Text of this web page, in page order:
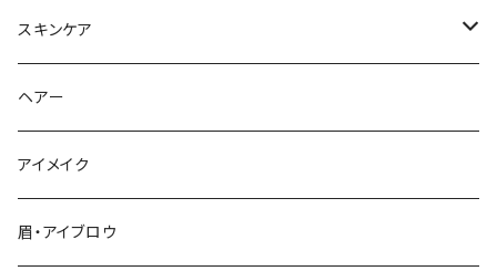
美容液
美容液
スキンケア
美容液
シワ
保湿
化粧水
乳液
ヘアー
アイメイク
眉・アイブロウ